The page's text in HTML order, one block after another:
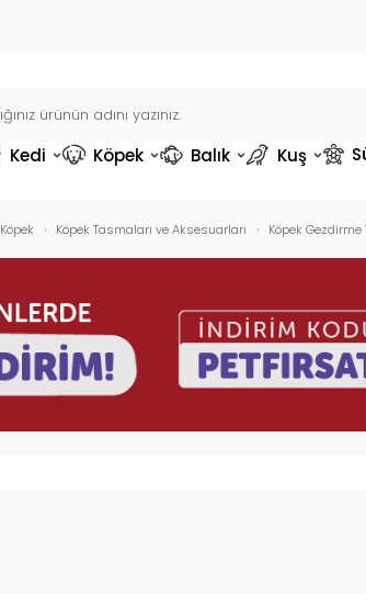
Kedi Köpek Balık Kuş
Köpek Köpek Tasmaları ve Aksesuarları Köpek Gezdirme